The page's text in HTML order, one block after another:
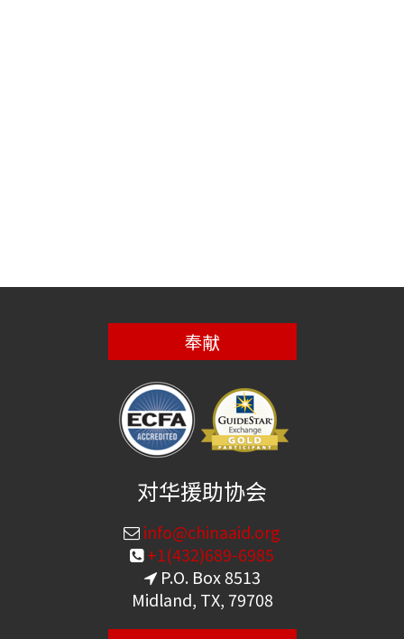
奉献
对华援助协会
info@chinaaid.org
+1(432)689-6985
P.O. Box 8513
Midland, TX, 79708